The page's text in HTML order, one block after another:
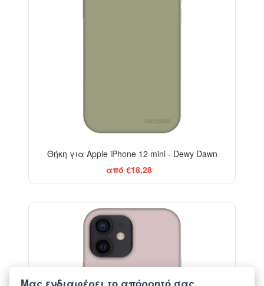
Θήκη για Apple iPhone 12 mini - Dewy Dawn
από €18,28
Μας ενδιαφέρει το απόρρητό σας